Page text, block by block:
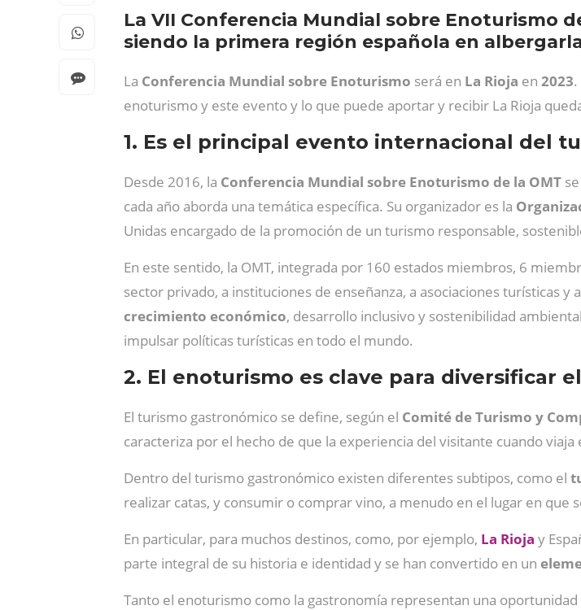
La VII Conferencia Mundial sobre Enoturismo
siendo la primera región española en
La Conferencia Mundial sobre Enoturismo será en La Rioja en 2023
enoturismo y este evento y lo que puede aportar y recibir La Rioja
1. Es el principal evento internacional del
Desde 2016, la Conferencia Mundial sobre Enoturismo de la OMT
cada año aborda una temática específica. Su organizador es la
Unidas encargado de la promoción de un turismo responsable,
En este sentido, la OMT, integrada por 160 estados miembros, 6
sector privado, a instituciones de enseñanza, a asociaciones turísticas
crecimiento económico, desarrollo inclusivo y sostenibilidad
impulsar políticas turísticas en todo el mundo.
2. El enoturismo es clave para diversificar
El turismo gastronómico se define, según el Comité de Turismo y
caracteriza por el hecho de que la experiencia del visitante cuando
Dentro del turismo gastronómico existen diferentes subtipos, como el
realizar catas, y consumir o comprar vino, a menudo en el lugar en que
En particular, para muchos destinos, como, por ejemplo, La Rioja y
parte integral de su historia e identidad y se han convertido en un
Tanto el enoturismo como la gastronomía representan una oportunidad